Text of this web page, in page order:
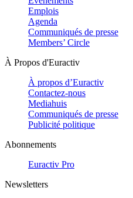
Emplois
Agenda
Communiqués de presse
Members’ Circle
À Propos d'Euractiv
À propos d’Euractiv
Contactez-nous
Mediahuis
Communiqués de presse
Publicité politique
Abonnements
Euractiv Pro
Newsletters